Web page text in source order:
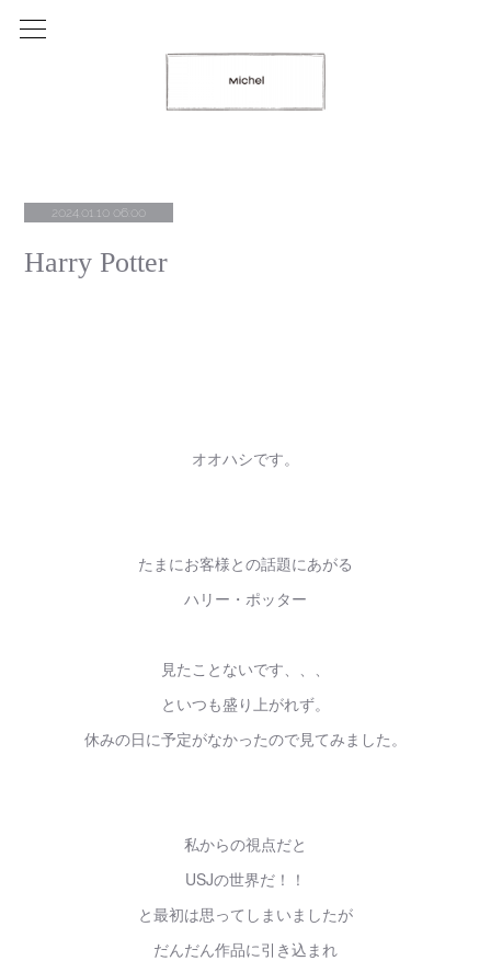
2024.01.10 06:00
Harry Potter
オオハシです。
たまにお客様との話題にあがる
ハリー・ポッター
見たことないです、、、
といつも盛り上がれず。
休みの日に予定がなかったので見てみました。
私からの視点だと
USJの世界だ！！
と最初は思ってしまいましたが
だんだん作品に引き込まれ